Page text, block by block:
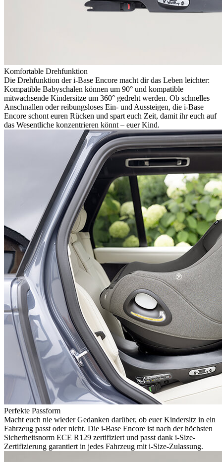
Komfortable Drehfunktion
Die Drehfunktion der i-Base Encore macht dir das Leben leichter:
Kompatible Babyschalen können um 90° und kompatible
mitwachsende Kindersitze um 360° gedreht werden. Ob schnelles
Anschnallen oder reibungsloses Ein- und Aussteigen, die i-Base
Encore schont euren Rücken und spart euch Zeit, damit ihr euch auf
das Wesentliche konzentrieren könnt – euer Kind.
Perfekte Passform
Macht euch nie wieder Gedanken darüber, ob euer Kindersitz in ein
Fahrzeug passt oder nicht. Die i-Base Encore ist nach der höchsten
Sicherheitsnorm ECE R129 zertifiziert und passt dank i-Size-
Zertifizierung garantiert in jedes Fahrzeug mit i-Size-Zulassung.